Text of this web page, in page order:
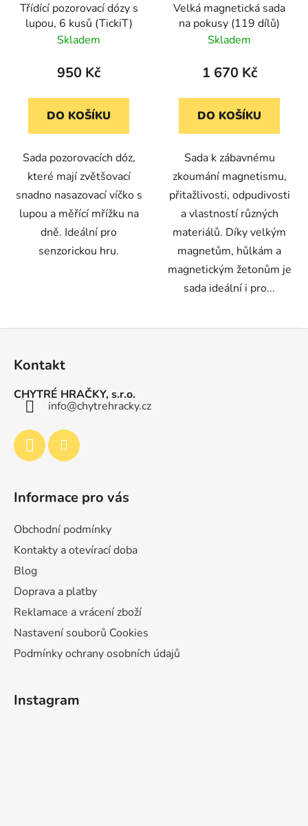
Třídící pozorovací dózy s
lupou, 6 kusů (TickiT)
Skladem
950 Kč
DO KOŠÍKU
Sada pozorovacích dóz,
které mají zvětšovací
snadno nasazovací víčko s
lupou a měřící mřížku na
dně. Ideální pro
senzorickou hru.
Velká magnetická sada
na pokusy (119 dílů)
Skladem
1 670 Kč
DO KOŠÍKU
Sada k zábavnému
zkoumání magnetismu,
přitažlivosti, odpudivosti
a vlastností různých
materiálů. Díky velkým
magnetům, hůlkám a
magnetickým žetonům je
sada ideální i pro...
Kontakt
CHYTRÉ HRAČKY, s.r.o.
info@chytrehracky.cz
Informace pro vás
Obchodní podmínky
Kontakty a otevírací doba
Blog
Doprava a platby
Reklamace a vrácení zboží
Nastavení souborů Cookies
Podmínky ochrany osobních údajů
Instagram